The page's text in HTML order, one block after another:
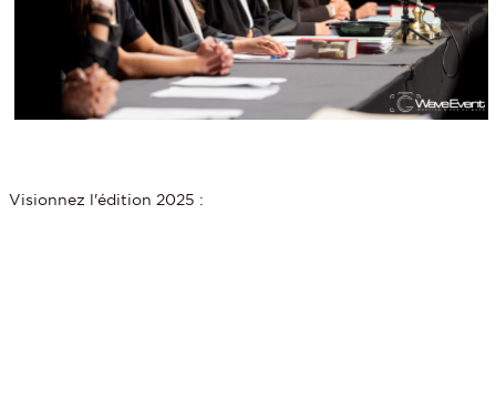
Visionnez l'édition 2025 :